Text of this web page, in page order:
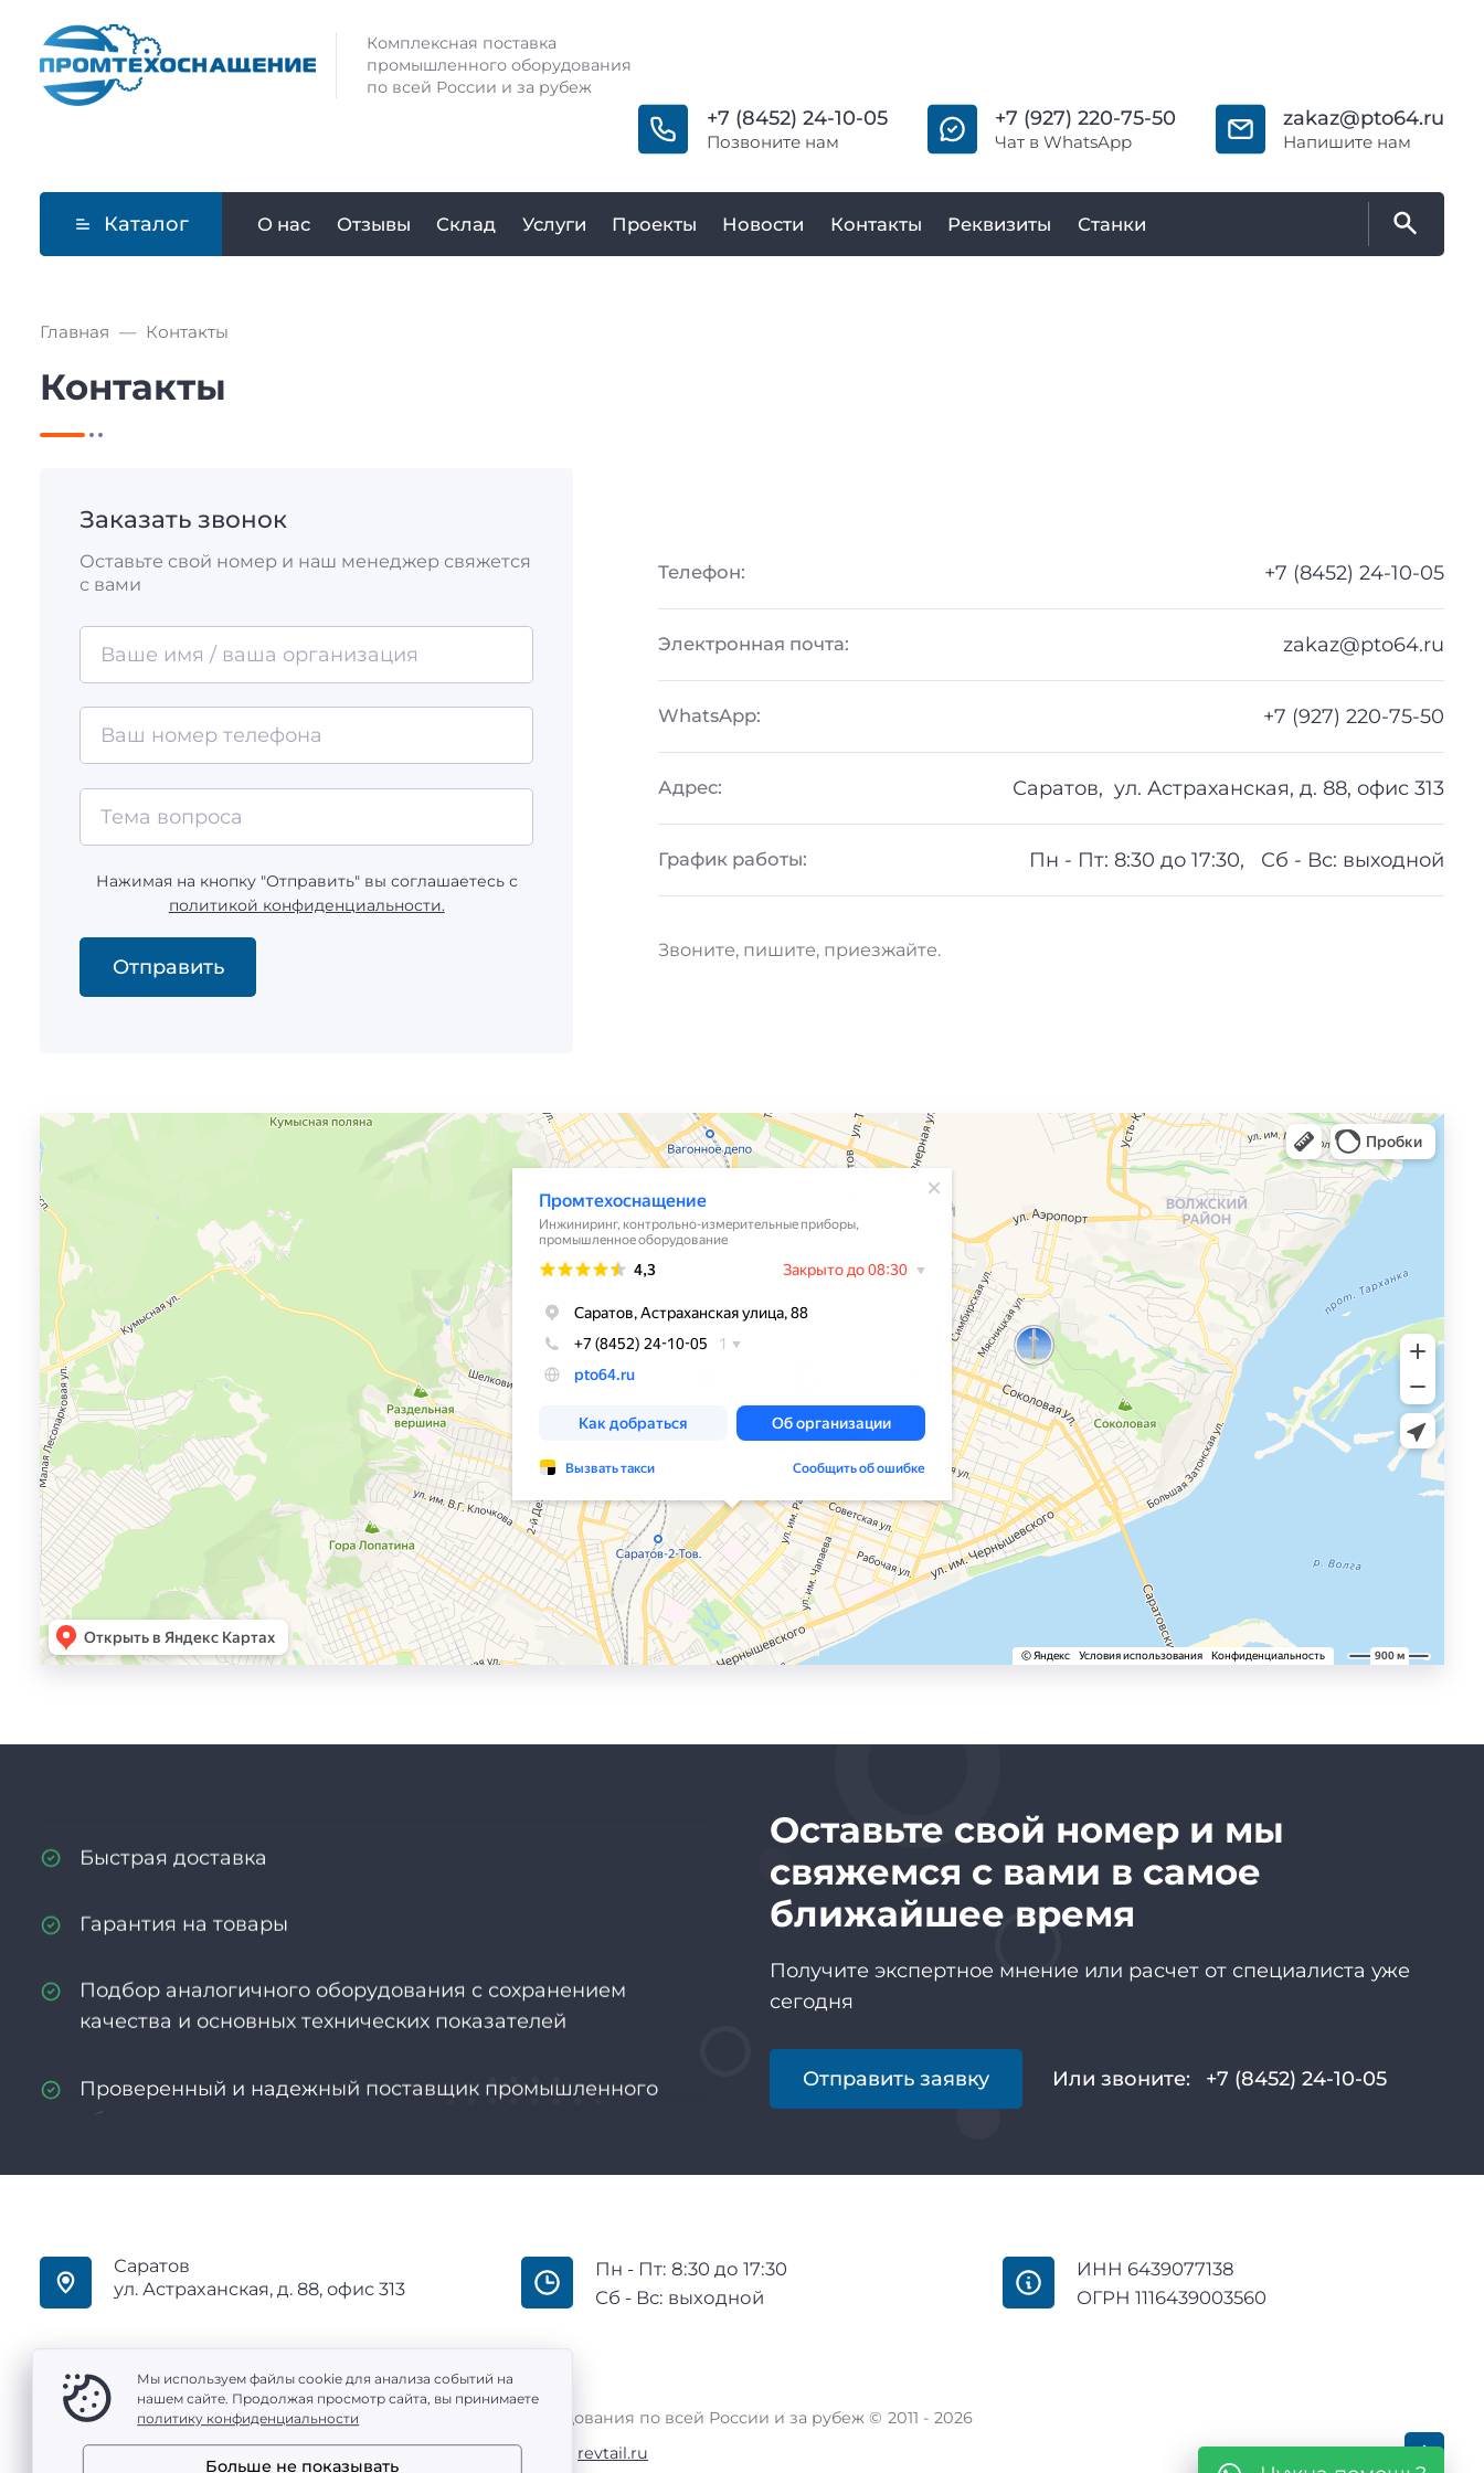
Комплексная поставка
промышленного оборудования
по всей России и за рубеж
+7 (8452) 24-10-05
Позвоните нам
+7 (927) 220-75-50
Чат в WhatsApp
zakaz@pto64.ru
Напишите нам
Каталог О нас Отзывы Склад Услуги Проекты Новости Контакты Реквизиты Станки
Главная Контакты
Контакты
Телефон: +7 (8452) 24-10-05
Электронная почта: zakaz@pto64.ru
WhatsApp: +7 (927) 220-75-50
Адрес: Саратов, ул. Астраханская, д. 88, офис 313
График работы: Пн - Пт: 8:30 до 17:30, Сб - Вс: выходной
Звоните, пишите, приезжайте.
Заказать звонок
Оставьте свой номер и наш менеджер свяжется
с вами
Нажимая на кнопку "Отправить" вы соглашаетесь с
политикой конфиденциальности.
Отправить
Оставьте свой номер и мы
свяжемся с вами в самое
ближайшее время
Получите экспертное мнение или расчет от специалиста уже
сегодня
Отправить заявку Или звоните: +7 (8452) 24-10-05
Проверенный и надежный поставщик промышленного
оборудования
Опыт более 13 лет
Индивидуальный подход к каждому клиенту
качества и основных технических показателей
оборудования
Гибкая система скидок и бонусов
Быстрая доставка
Саратов
ул. Астраханская, д. 88, офис 313
Пн - Пт: 8:30 до 17:30
Сб - Вс: выходной
ИНН 6439077138
ОГРН 1116439003560
ООО «Промтехоснащение» — поставка промышленного оборудования по всей России и за рубеж © 2011 - 2026
Политика конфиденциальности·Разработка сайта и дизайн: revtail.ru
Мы используем файлы cookie для анализа событий на
нашем сайте. Продолжая просмотр сайта, вы принимаете
политику конфиденциальности
Больше не показывать